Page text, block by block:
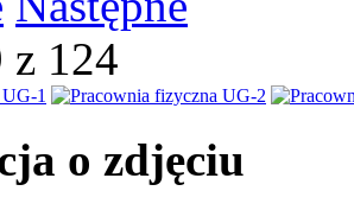
z 124
o zdjęciu